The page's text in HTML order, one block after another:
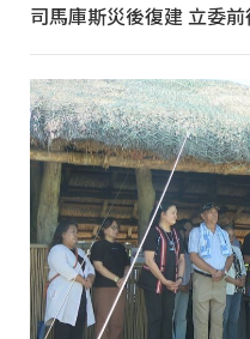
司馬庫斯災後復建 立委